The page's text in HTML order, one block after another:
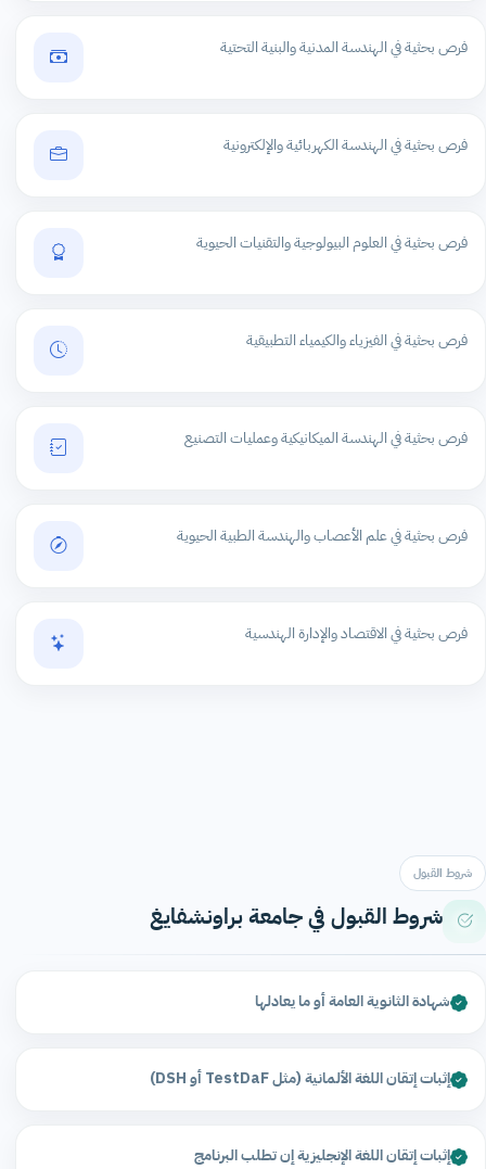
فرص بحثية في الهندسة المدنية والبنية التحتية
فرص بحثية في الهندسة الكهربائية والإلكترونية
فرص بحثية في العلوم البيولوجية والتقنيات الحيوية
فرص بحثية في الفيزياء والكيمياء التطبيقية
فرص بحثية في الهندسة الميكانيكية وعمليات التصنيع
فرص بحثية في علم الأعصاب والهندسة الطبية الحيوية
فرص بحثية في الاقتصاد والإدارة الهندسية
شروط القبول
شروط القبول في جامعة براونشفايغ
شهادة الثانوية العامة أو ما يعادلها
إثبات إتقان اللغة الألمانية (مثل TestDaF أو DSH)
إثبات إتقان اللغة الإنجليزية إن تطلب البرنامج